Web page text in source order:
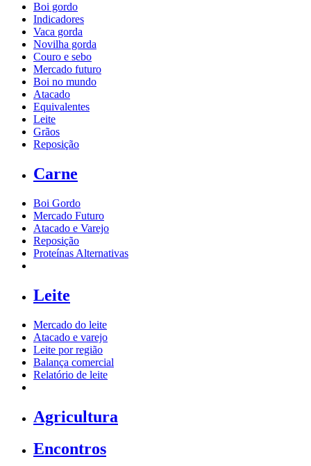
Boi gordo
Indicadores
Vaca gorda
Novilha gorda
Couro e sebo
Mercado futuro
Boi no mundo
Atacado
Equivalentes
Leite
Grãos
Reposição
Carne
Boi Gordo
Mercado Futuro
Atacado e Varejo
Reposição
Proteínas Alternativas
Leite
Mercado do leite
Atacado e varejo
Leite por região
Balança comercial
Relatório de leite
Agricultura
Encontros